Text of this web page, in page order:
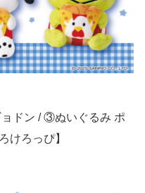
ドン / ③ぬいぐるみ ポ
けろっぴ】